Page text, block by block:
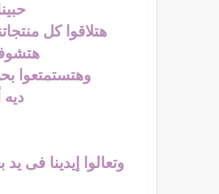
هتلاقوا كل
وهتستمتعوا
وتعالوا إيدينا فى